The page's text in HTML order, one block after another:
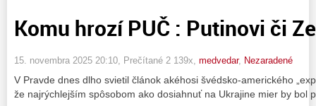
Komu hrozí PUČ : Putinovi či
15. novembra 2025 20:10 , Prečítané 2 139x, medvedar, Nezaradené
V Pravde dnes dlho svietil článok akéhosi švédsko-amerického
že najrýchlejším spôsobom ako dosiahnuť na Ukrajine mier by bol